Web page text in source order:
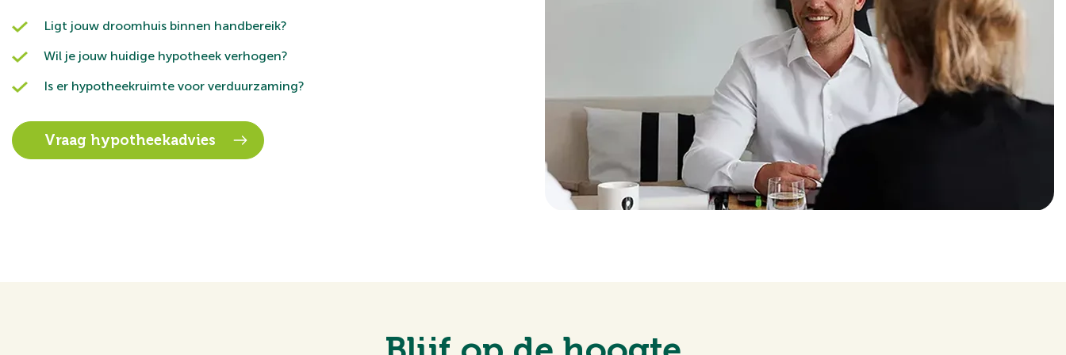
Ligt jouw droomhuis binnen handbereik?
Wil je jouw huidige hypotheek verhogen?
Is er hypotheekruimte voor verduurzaming?
Vraag hypotheekadvies